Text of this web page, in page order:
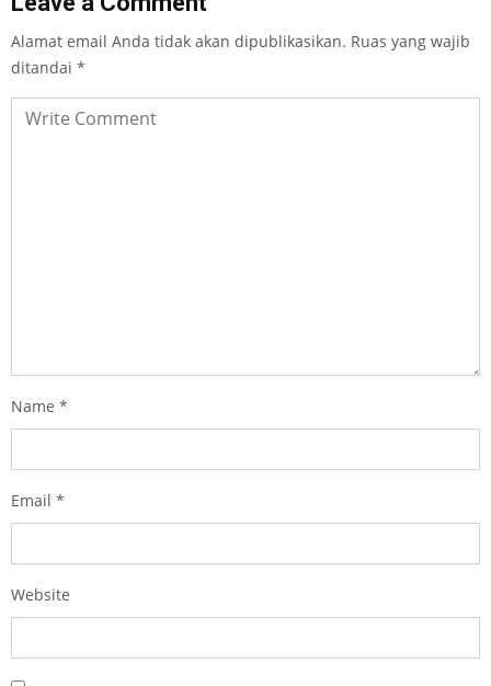
Alamat email Anda tidak akan dipublikasikan. Ruas yang wajib
ditandai *
Name *
Email *
Website